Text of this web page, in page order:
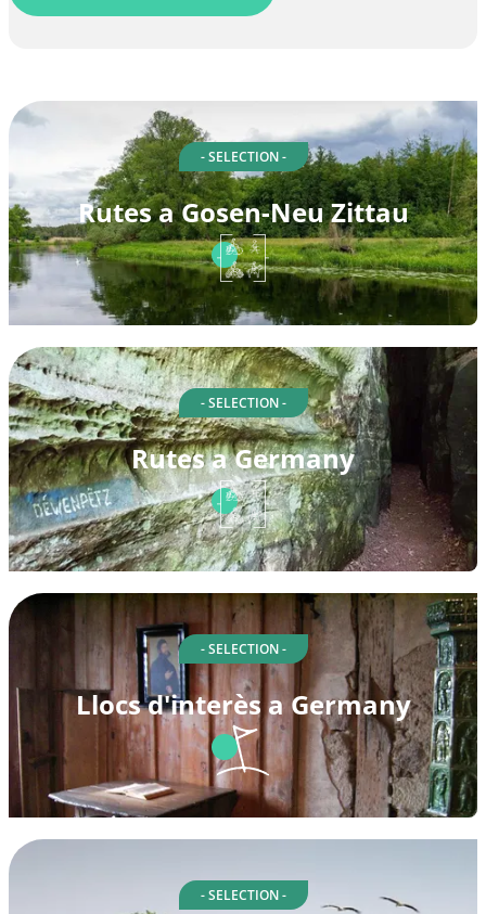
- SELECTION -
Rutes a Gosen-Neu Zittau
- SELECTION -
Rutes a Germany
- SELECTION -
Llocs d'interès a Germany
- SELECTION -